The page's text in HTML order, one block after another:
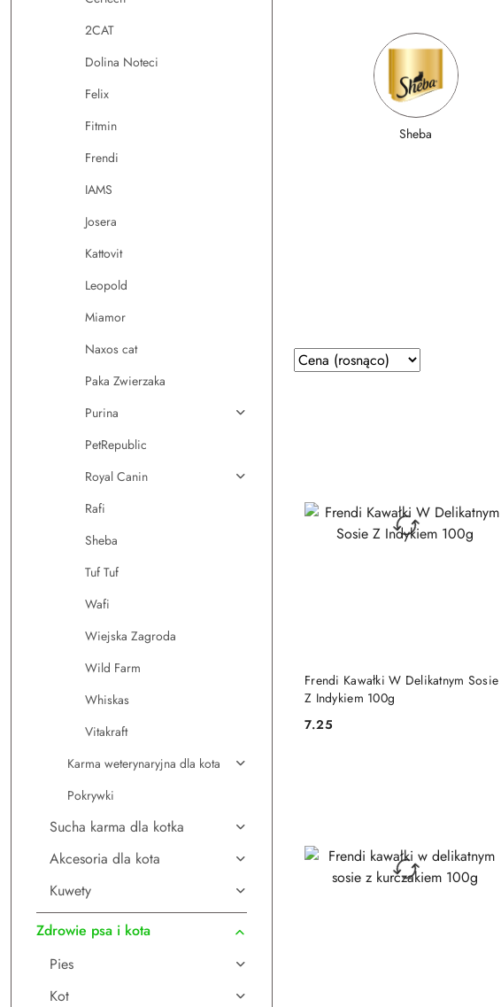
2CAT
Dolina Noteci
Felix
Fitmin
Frendi
IAMS
Josera
Kattovit
Leopold
Miamor
Naxos cat
Paka Zwierzaka
Purina
PetRepublic
Royal Canin
Rafi
Sheba
Tuf Tuf
Wafi
Wiejska Zagroda
Wild Farm
Whiskas
Vitakraft
Karma weterynaryjna dla kota
Pokrywki
Sucha karma dla kotka
Akcesoria dla kota
Kuwety
Zdrowie psa i kota
Pies
Kot
Sheba
Zastosowano
sortowanie:
Sortuj
według
Frendi Kawałki W Delikatnym Sosie
Z Indykiem 100g
Cena:
7.25
DO KOSZYKA